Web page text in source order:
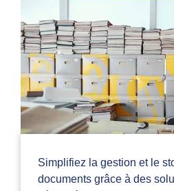
Simplifiez la gestion et le
documents grâce à des